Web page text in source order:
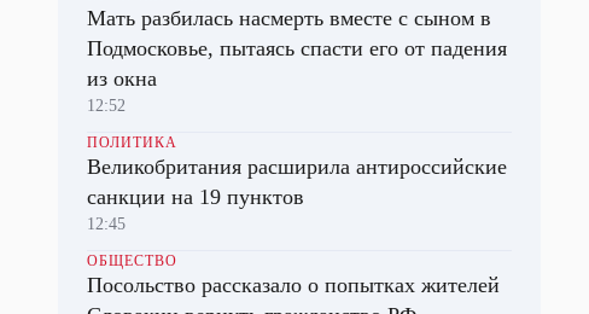
Мать разбилась насмерть вместе с сыном в
Подмосковье, пытаясь спасти его от падения
из окна
12:52
ПОЛИТИКА
Великобритания расширила антироссийские
санкции на 19 пунктов
12:45
ОБЩЕСТВО
Посольство рассказало о попытках жителей